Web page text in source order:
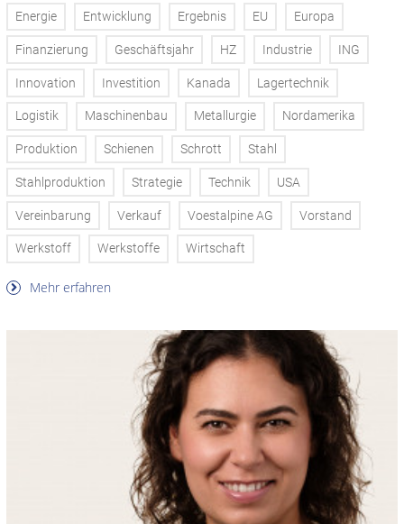
Energie Entwicklung Ergebnis EU Europa
Finanzierung Geschäftsjahr HZ Industrie ING
Innovation Investition Kanada Lagertechnik
Logistik Maschinenbau Metallurgie Nordamerika
Produktion Schienen Schrott Stahl
Stahlproduktion Strategie Technik USA
Vereinbarung Verkauf Voestalpine AG Vorstand
Werkstoff Werkstoffe Wirtschaft
Mehr erfahren